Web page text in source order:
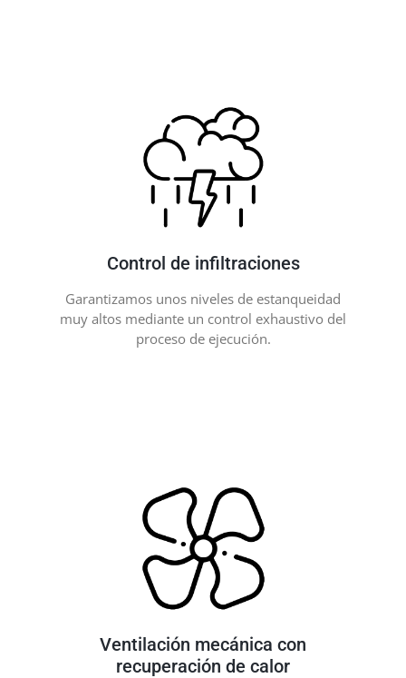
Control de infiltraciones
Garantizamos unos niveles de estanqueidad
muy altos mediante un control exhaustivo del
proceso de ejecución.
Ventilación mecánica con
recuperación de calor